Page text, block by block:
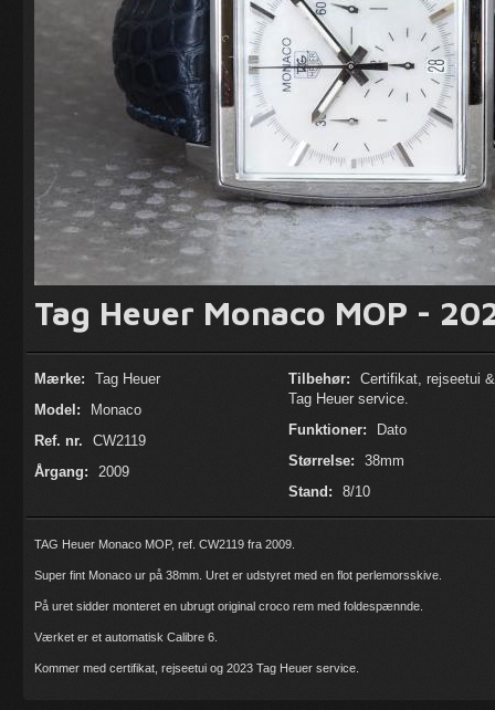
Tag Heuer Monaco MOP -
Mærke:
Tag Heuer
Model:
Monaco
Ref. nr.
CW2119
Årgang:
2009
Tilbehør:
Certifikat, rejseetui
Tag Heuer service.
Funktioner:
Dato
Størrelse:
38mm
Stand:
8/10
TAG Heuer Monaco MOP, ref. CW2119 fra 2009.
Super fint Monaco ur på 38mm. Uret er udstyret med en flot perlemorsskive.
På uret sidder monteret en ubrugt original croco rem med foldespænnde.
Værket er et automatisk Calibre 6.
Kommer med certifikat, rejseetui og 2023 Tag Heuer service.